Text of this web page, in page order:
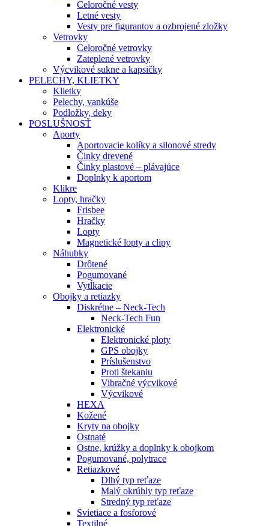
Celoročné vesty
Letné vesty
Vesty pre figurantov a ozbrojené zložky
Vetrovky
Celoročné vetrovky
Zateplené vetrovky
Výcvikové sukne a kapsičky
PELECHY, KLIETKY
Klietky
Pelechy, vankúše
Podložky, deky
POSLUŠNOSŤ
Aporty
Aportovacie kolíky a silonové stredy
Činky drevené
Činky plastové – plávajúce
Doplnky k aportom
Klikre
Lopty, hračky
Frisbee
Hračky
Lopty
Magnetické lopty a clipy
Náhubky
Drôtené
Pogumované
Vytĺkacie
Obojky a retiazky
Diskrétne – Neck-Tech
Neck-Tech Fun
Elektronické
Elektronické ploty
GPS obojky
Príslušenstvo
Proti štekaniu
Vibračné výcvikové
Výcvikové
HEXA
Kožené
Kryty na obojky
Ostnaté
Ostne, krúžky a doplnky k obojkom
Pogumované, polytrace
Retiazkové
Dlhý typ reťaze
Malý okrúhly typ reťaze
Stredný typ reťaze
Svietiace a fosforové
Textilné